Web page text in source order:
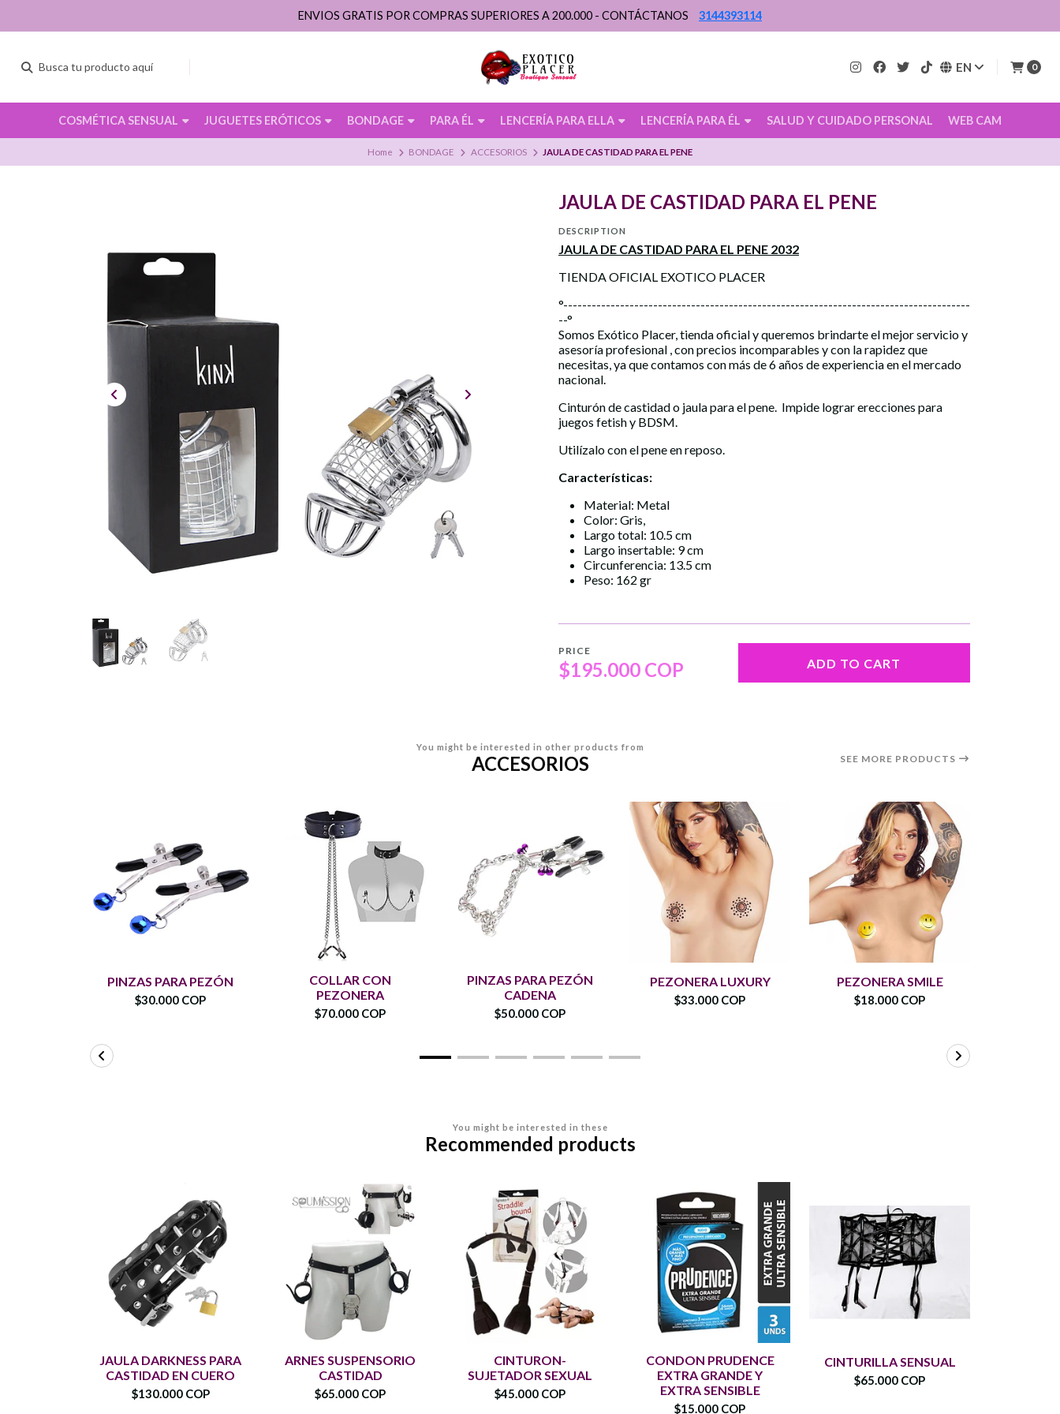
EN 0
COSMÉTICA SENSUAL JUGUETES ERÓTICOS BONDAGE PARA ÉL LENCERÍA PARA ELLA LENCERÍA PARA ÉL SALUD Y CUIDADO PERSONAL WEB CAM
ENVIOS GRATIS POR COMPRAS SUPERIORES A 200.000 - CONTÁCTANOS 3144393114
Home BONDAGE ACCESORIOS JAULA DE CASTIDAD PARA EL PENE
JAULA DE CASTIDAD PARA EL PENE
DESCRIPTION
JAULA DE CASTIDAD PARA EL PENE 2032
TIENDA OFICIAL EXOTICO PLACER
°--------------------------------------------------------------------------------------
--°
Somos Exótico Placer, tienda oficial y queremos brindarte el mejor servicio y
asesoría profesional , con precios incomparables y con la rapidez que
necesitas, ya que contamos con más de 6 años de experiencia en el mercado
nacional.
Cinturón de castidad o jaula para el pene. Impide lograr erecciones para
juegos fetish y BDSM.
Utilízalo con el pene en reposo.
Características:
Material: Metal
Color: Gris,
Largo total: 10.5 cm
Largo insertable: 9 cm
Circunferencia: 13.5 cm
Peso: 162 gr
PRICE
$195.000 COP ADD TO CART
You might be interested in other products from
ACCESORIOS SEE MORE PRODUCTS
PINZAS PARA PEZÓN
$30.000 COP
COLLAR CON
PEZONERA
$70.000 COP
PINZAS PARA PEZÓN
CADENA
$50.000 COP
PEZONERA LUXURY
$33.000 COP
PEZONERA SMILE
$18.000 COP
You might be interested in these
Recommended products
JAULA DARKNESS PARA
CASTIDAD EN CUERO
$130.000 COP
ARNES SUSPENSORIO
CASTIDAD
$65.000 COP
CINTURON-
SUJETADOR SEXUAL
$45.000 COP
CONDON PRUDENCE
EXTRA GRANDE Y
EXTRA SENSIBLE
$15.000 COP
CINTURILLA SENSUAL
$65.000 COP